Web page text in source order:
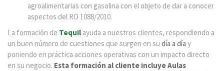
agroalimentarias con gasolina con el objeto de dar a conocer
aspectos del RD 1088/2010.
La formación de Tequil ayuda a nuestros clientes, respondiendo a
un buen número de cuestiones que surgen en su día a día y
poniendo en práctica acciones operativas con un impacto directo
en su negocio. Esta formación al cliente incluye Aulas